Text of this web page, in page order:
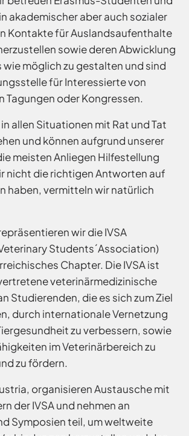
akademischer aber auch sozialer
Kontakte für Auslandsaufenthalte
sowie deren Abwicklung
möglich zu gestalten und sind
für Interessierte von
Tagungen oder Kongressen.
allen Situationen mit Rat und Tat
und können aufgrund unserer
meisten Anliegen Hilfestellung
nicht die richtigen Antworten auf
haben, vermitteln wir natürlich
wir die IVSA
Students´Association)
Chapter. Die IVSA ist
veterinärmedizinische
Studierenden, die es sich zum Ziel
durch internationale Vernetzung
zu verbessern, sowie
im Veterinärbereich zu
zu fördern.
organisieren Austausche mit
der IVSA und nehmen an
Symposien teil, um weltweite